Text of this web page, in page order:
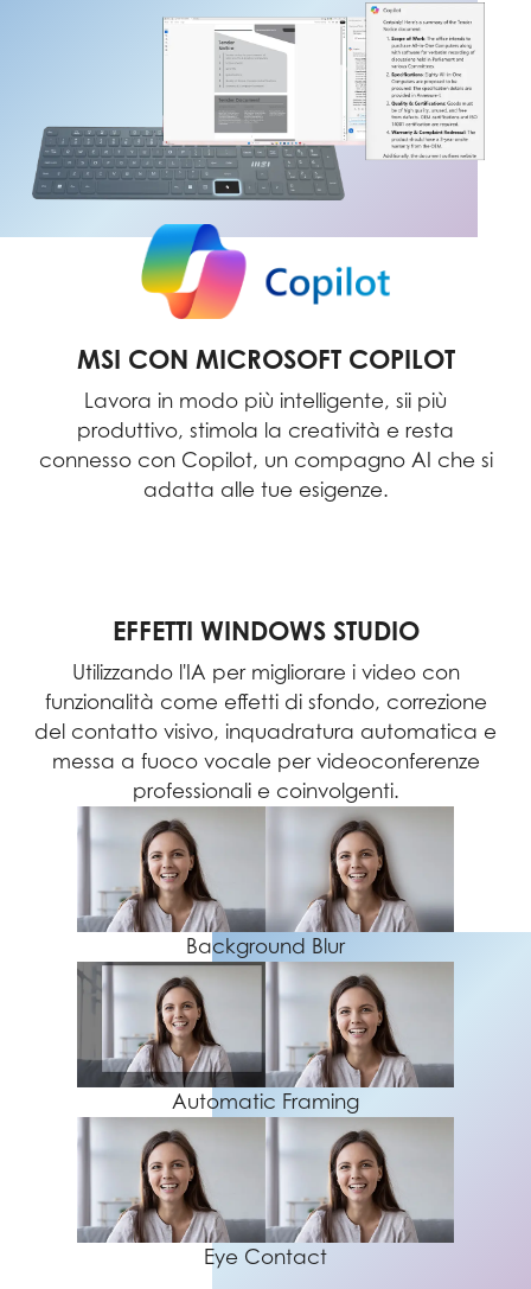
MSI CON MICROSOFT COPILOT
Lavora in modo più intelligente, sii più
produttivo, stimola la creatività e resta
connesso con Copilot, un compagno AI che si
adatta alle tue esigenze.
EFFETTI WINDOWS STUDIO
Utilizzando l'IA per migliorare i video con
funzionalità come effetti di sfondo, correzione
del contatto visivo, inquadratura automatica e
messa a fuoco vocale per videoconferenze
professionali e coinvolgenti.
Background Blur
Automatic Framing
Eye Contact